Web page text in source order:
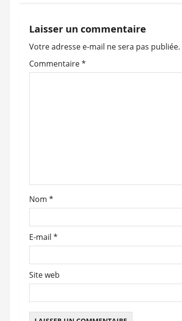
g
a
t
a
r
t
i
c
l
e
Laisser un commentaire
Votre adresse e-mail ne sera pas publiée.
Commentaire*
Nom *
E-mail *
Site web